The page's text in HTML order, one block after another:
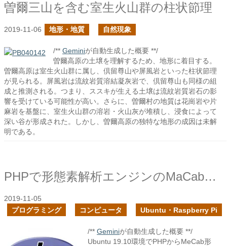
曽爾三山を含む室生火山群の柱状節理
2019-11-06 地形・地質 自然現象
/** Geminiが自動生成した概要 **/
曽爾高原の土壌を理解するため、地形に着目する。
曽爾高原は室生火山群に属し、倶留尊山や屏風岩といった柱状節理
が見られる。屏風岩は流紋岩質溶結凝灰岩で、倶留尊山も同様の組
成と推測される。つまり、ススキが生える土壌は流紋岩質岩石の影
響を受けている可能性が高い。さらに、曽爾村の地質は花崗岩や片
麻岩を基盤に、室生火山群の溶岩・火山灰が堆積し、浸食によって
深い谷が形成された。しかし、曽爾高原の独特な地形の成因は未解
明である。
PHPで形態素解析エンジンのMaCabを使用する為の手順のメモ
2019-11-05
プログラミング
コンピュータ Ubuntu・Raspberry Pi
/** Geminiが自動生成した概要 **/
Ubuntu 19.10環境でPHPからMeCab形